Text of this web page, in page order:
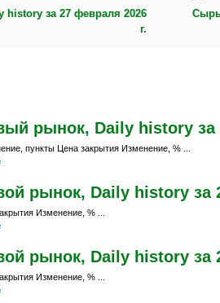
за 27 февраля 2026
г.
рынок, Daily history за
пункты Цена закрытия Изменение, % ...
рынок, Daily history за
Изменение, % ...
рынок, Daily history за
Изменение, % ...